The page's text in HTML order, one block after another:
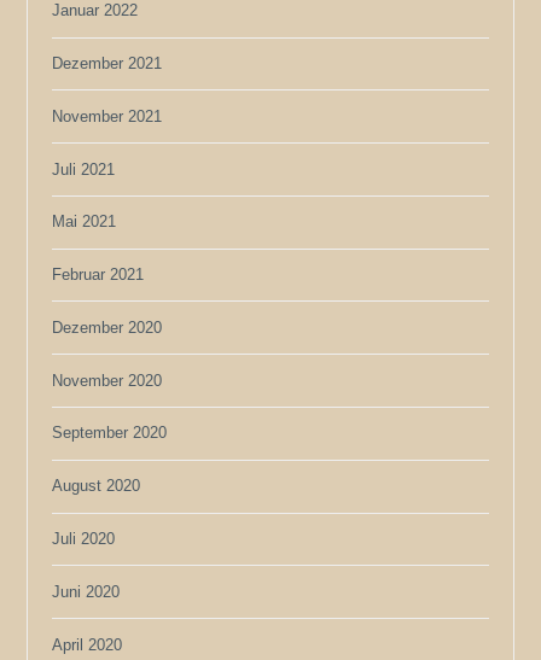
Januar 2022
Dezember 2021
November 2021
Juli 2021
Mai 2021
Februar 2021
Dezember 2020
November 2020
September 2020
August 2020
Juli 2020
Juni 2020
April 2020